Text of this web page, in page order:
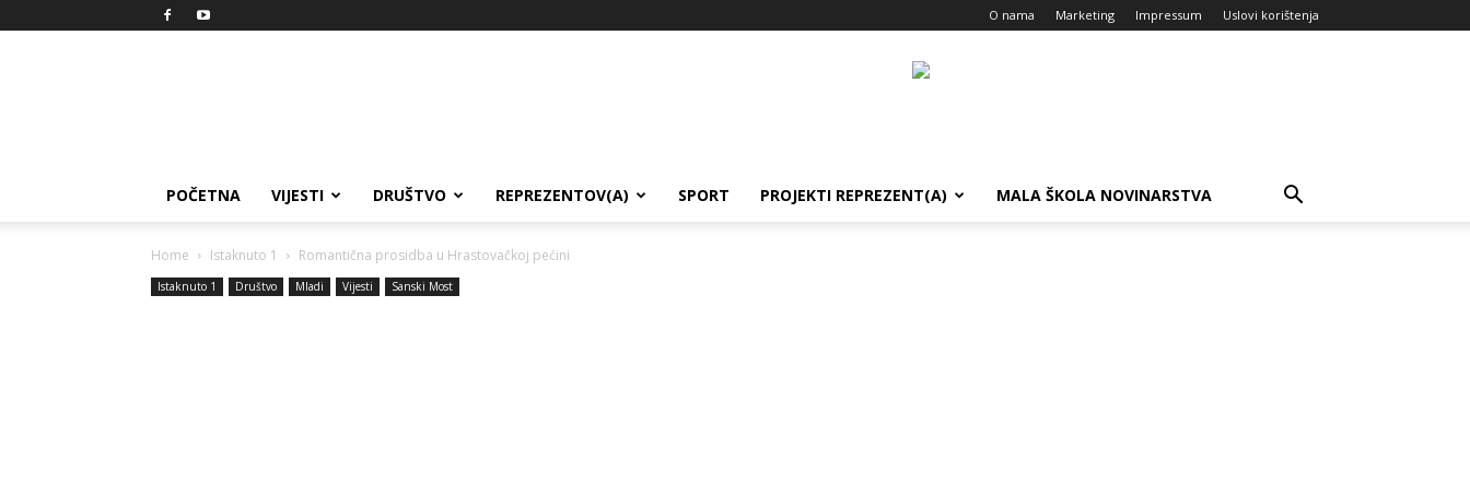
O nama Marketing Impressum Uslovi korištenja
POČETNA VIJESTI DRUŠTVO REPREZENTOV(A) SPORT PROJEKTI REPREZENT(A) MALA ŠKOLA NOVINARSTVA
Home Istaknuto 1 Romantična prosidba u Hrastovačkoj pećini
Istaknuto 1 Društvo Mladi Vijesti Sanski Most